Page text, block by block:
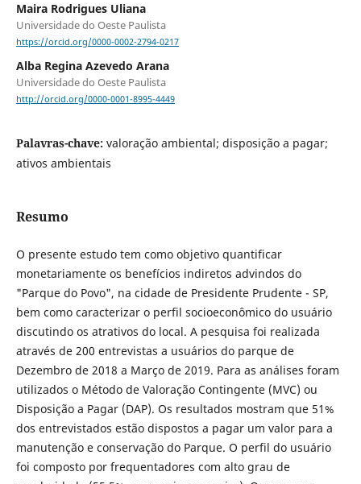
Maira Rodrigues Uliana
Universidade do Oeste Paulista
https://orcid.org/0000-0002-2794-0217
Alba Regina Azevedo Arana
Universidade do Oeste Paulista
http://orcid.org/0000-0001-8995-4449
Palavras-chave: valoração ambiental; disposição a pagar;
ativos ambientais
Resumo
O presente estudo tem como objetivo quantificar
monetariamente os benefícios indiretos advindos do
"Parque do Povo", na cidade de Presidente Prudente - SP,
bem como caracterizar o perfil socioeconômico do usuário
discutindo os atrativos do local. A pesquisa foi realizada
através de 200 entrevistas a usuários do parque de
Dezembro de 2018 a Março de 2019. Para as análises foram
utilizados o Método de Valoração Contingente (MVC) ou
Disposição a Pagar (DAP). Os resultados mostram que 51%
dos entrevistados estão dispostos a pagar um valor para a
manutenção e conservação do Parque. O perfil do usuário
foi composto por frequentadores com alto grau de